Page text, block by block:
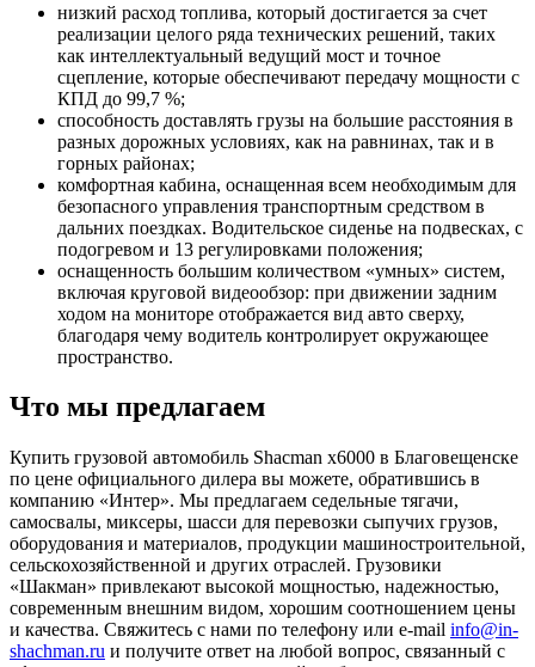
низкий расход топлива, который достигается за счет
реализации целого ряда технических решений, таких
как интеллектуальный ведущий мост и точное
сцепление, которые обеспечивают передачу мощности с
КПД до 99,7 %;
способность доставлять грузы на большие расстояния в
разных дорожных условиях, как на равнинах, так и в
горных районах;
комфортная кабина, оснащенная всем необходимым для
безопасного управления транспортным средством в
дальних поездках. Водительское сиденье на подвесках, с
подогревом и 13 регулировками положения;
оснащенность большим количеством «умных» систем,
включая круговой видеообзор: при движении задним
ходом на мониторе отображается вид авто сверху,
благодаря чему водитель контролирует окружающее
пространство.
Что мы предлагаем
Купить грузовой автомобиль Shacman x6000 в Благовещенске
по цене официального дилера вы можете, обратившись в
компанию «Интер». Мы предлагаем седельные тягачи,
самосвалы, миксеры, шасси для перевозки сыпучих грузов,
оборудования и материалов, продукции машиностроительной,
сельскохозяйственной и других отраслей. Грузовики
«Шакман» привлекают высокой мощностью, надежностью,
современным внешним видом, хорошим соотношением цены
и качества. Свяжитесь с нами по телефону или e-mail info@in-
shachman.ru и получите ответ на любой вопрос, связанный с